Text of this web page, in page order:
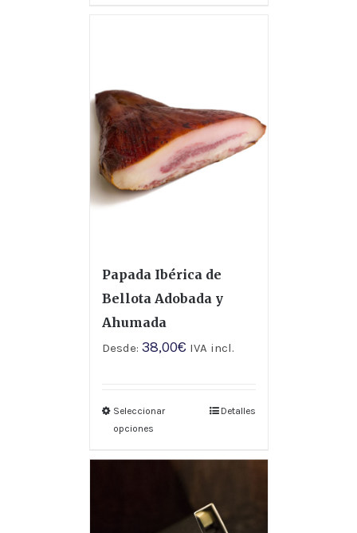
Papada Ibérica de
Bellota Adobada y
Ahumada
Desde: 38,00€ IVA incl.
Seleccionar
opciones
Detalles